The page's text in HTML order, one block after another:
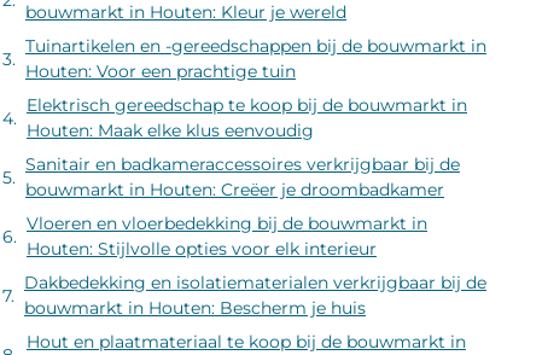
bouwmarkt in Houten: Kleur je wereld
Tuinartikelen en -gereedschappen bij de bouwmarkt in
Houten: Voor een prachtige tuin
Elektrisch gereedschap te koop bij de bouwmarkt in
Houten: Maak elke klus eenvoudig
Sanitair en badkameraccessoires verkrijgbaar bij de
bouwmarkt in Houten: Creëer je droombadkamer
Vloeren en vloerbedekking bij de bouwmarkt in
Houten: Stijlvolle opties voor elk interieur
Dakbedekking en isolatiematerialen verkrijgbaar bij de
bouwmarkt in Houten: Bescherm je huis
Hout en plaatmateriaal te koop bij de bouwmarkt in